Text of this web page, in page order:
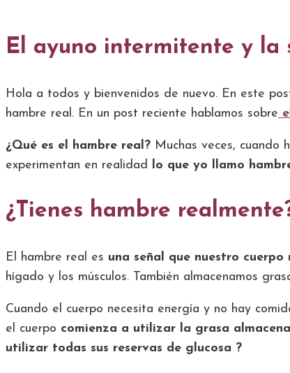
El ayuno intermitente y la
Hola a todos y bienvenidos de nuevo. En este
hambre real. En un post reciente hablamos sobre
¿Qué es el hambre real? Muchas veces, cuando
experimentan en realidad lo que yo llamo
¿Tienes hambre
El hambre real es una señal que nuestro
hígado y los músculos. También almacenamos
Cuando el cuerpo necesita energía y no hay
el cuerpo comienza a utilizar la grasa
utilizar todas sus reservas de glucosa ?